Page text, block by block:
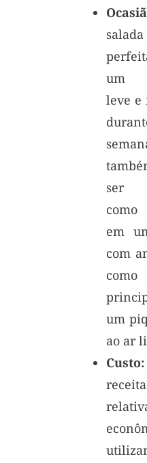
um
leve
ser
como
em
com
um
ao ar
Custo: